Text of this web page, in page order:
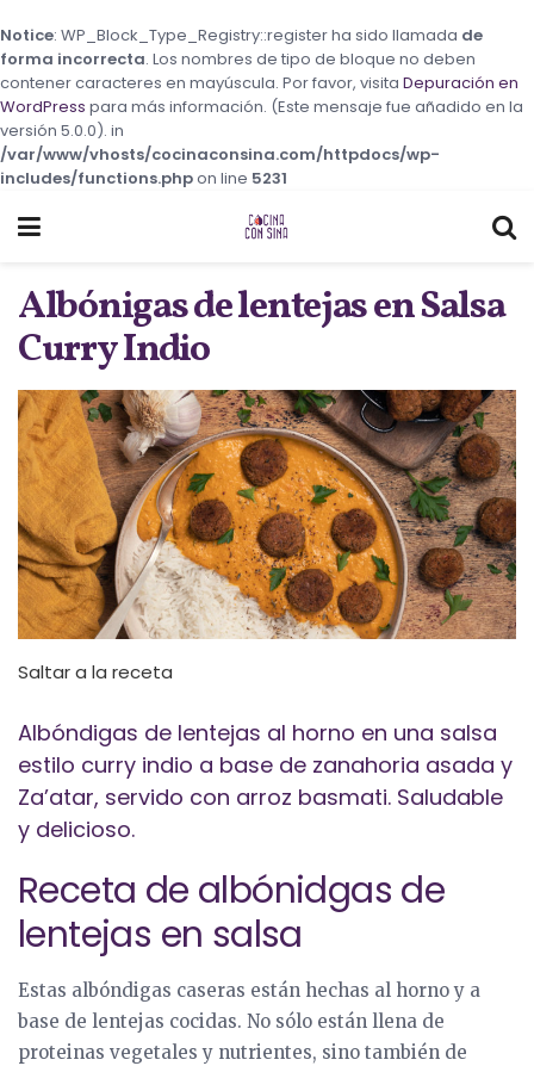
Notice: WP_Block_Type_Registry::register ha sido llamada de
forma incorrecta. Los nombres de tipo de bloque no deben
contener caracteres en mayúscula. Por favor, visita Depuración en
WordPress para más información. (Este mensaje fue añadido en la
versión 5.0.0). in
/var/www/vhosts/cocinaconsina.com/httpdocs/wp-
includes/functions.phpon line 5231
Albónigas de lentejas en Salsa
Curry Indio
Saltar a la receta
Albóndigas de lentejas al horno en una salsa
estilo curry indio a base de zanahoria asada y
Za’atar, servido con arroz basmati. Saludable
y delicioso.
Receta de albónidgas de
lentejas en salsa
Estas albóndigas caseras están hechas al horno y a
base de lentejas cocidas. No sólo están llena de
proteinas vegetales y nutrientes, sino también de